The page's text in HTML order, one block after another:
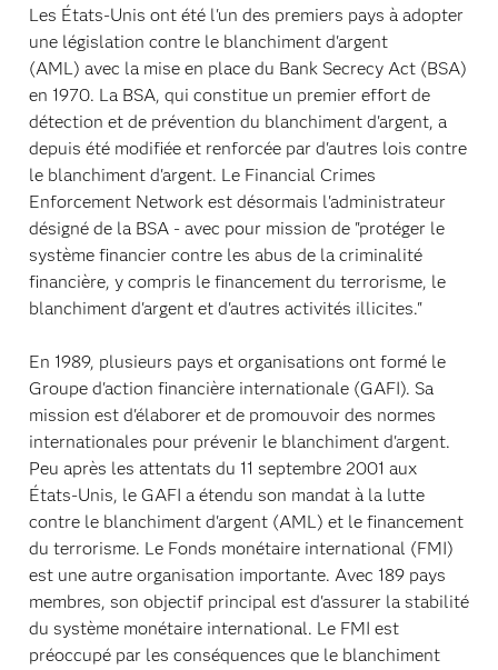
Les États-Unis ont été l'un des premiers pays à adopter
une législation contre le blanchiment d'argent
(AML) avec la mise en place du Bank Secrecy Act (BSA)
en 1970. La BSA, qui constitue un premier effort de
détection et de prévention du blanchiment d'argent, a
depuis été modifiée et renforcée par d'autres lois contre
le blanchiment d'argent. Le Financial Crimes
Enforcement Network est désormais l'administrateur
désigné de la BSA - avec pour mission de "protéger le
système financier contre les abus de la criminalité
financière, y compris le financement du terrorisme, le
blanchiment d'argent et d'autres activités illicites."
En 1989, plusieurs pays et organisations ont formé le
Groupe d'action financière internationale (GAFI). Sa
mission est d'élaborer et de promouvoir des normes
internationales pour prévenir le blanchiment d'argent.
Peu après les attentats du 11 septembre 2001 aux
États-Unis, le GAFI a étendu son mandat à la lutte
contre le blanchiment d'argent (AML) et le financement
du terrorisme. Le Fonds monétaire international (FMI)
est une autre organisation importante. Avec 189 pays
membres, son objectif principal est d'assurer la stabilité
du système monétaire international. Le FMI est
préoccupé par les conséquences que le blanchiment